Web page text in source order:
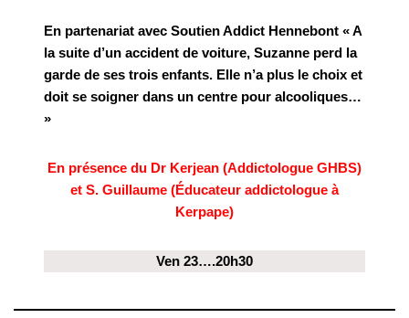
En partenariat avec Soutien Addict Hennebont « A
la suite d’un accident de voiture, Suzanne perd la
garde de ses trois enfants. Elle n’a plus le choix et
doit se soigner dans un centre pour alcooliques…
»
En présence du Dr Kerjean (Addictologue GHBS)
et S. Guillaume (Éducateur addictologue à
Kerpape)
Ven 23….20h30